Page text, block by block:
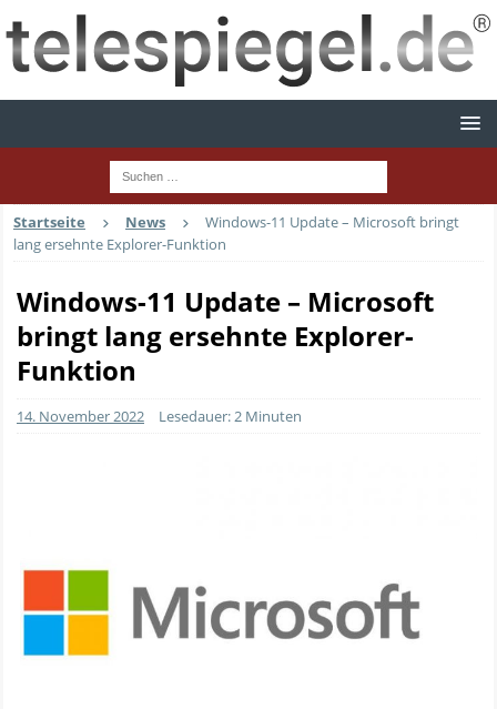
Startseite News
Windows-11 Update – Microsoft bringt
lang ersehnte Explorer-Funktion
Windows-11 Update – Microsoft
bringt lang ersehnte Explorer-
Funktion
14. November 2022 Lesedauer: 2 Minuten